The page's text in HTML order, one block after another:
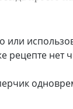
или
рецепте нет